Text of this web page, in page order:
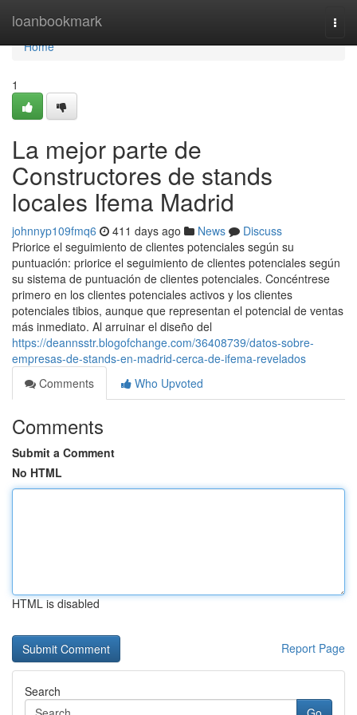
loanbookmark
Home
Home
1
La mejor parte de
Constructores de stands
locales Ifema Madrid
johnnyp109fmq6 411 days ago News
Discuss
Priorice el seguimiento de clientes potenciales según su
puntuación: priorice el seguimiento de clientes potenciales según
su sistema de puntuación de clientes potenciales. Concéntrese
primero en los clientes potenciales activos y los clientes
potenciales tibios, aunque que representan el potencial de ventas
más inmediato. Al arruinar el diseño del
https://deannsstr.blogofchange.com/36408739/datos-sobre-
empresas-de-stands-en-madrid-cerca-de-ifema-revelados
Comments
Who Upvoted
Comments
Submit a Comment
No HTML
HTML is disabled
Report Page
Search